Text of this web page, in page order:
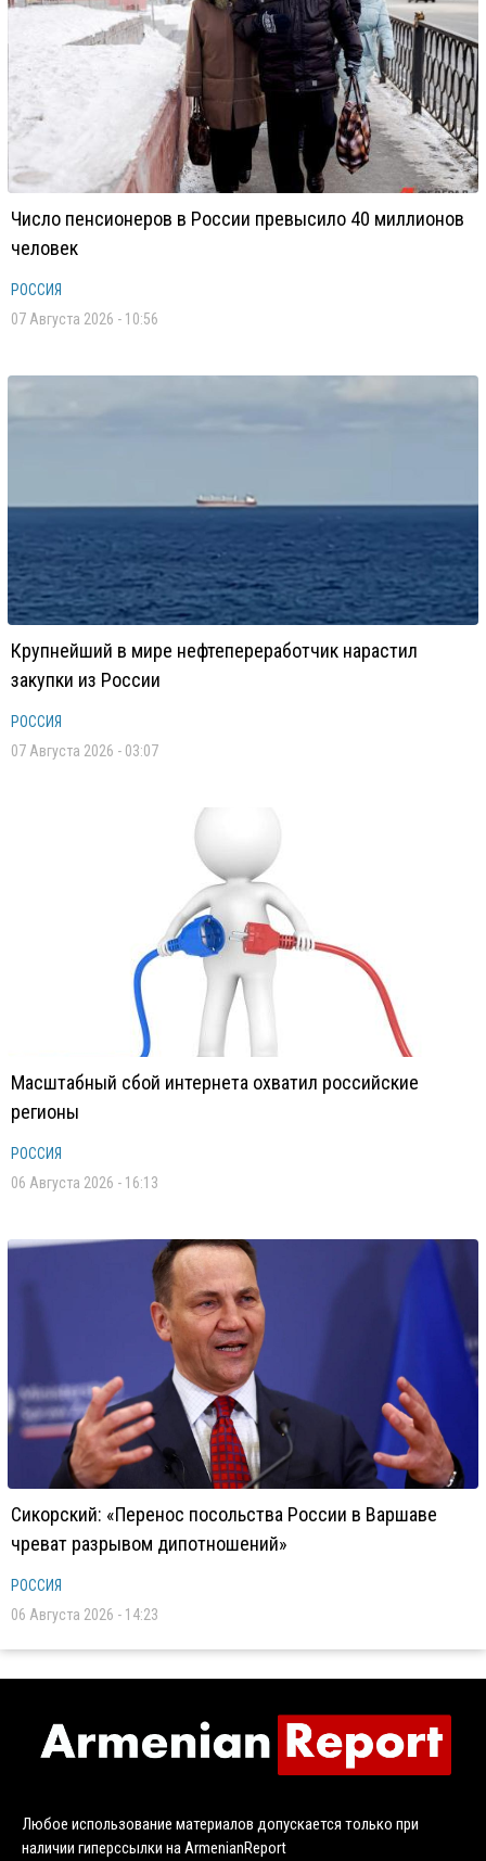
Число пенсионеров в России превысило 40 миллионов
человек
РОССИЯ
07 Августа 2026 - 10:56
Крупнейший в мире нефтепереработчик нарастил
закупки из России
РОССИЯ
07 Августа 2026 - 03:07
Масштабный сбой интернета охватил российские
регионы
РОССИЯ
06 Августа 2026 - 16:13
Сикорский: «Перенос посольства России в Варшаве
чреват разрывом дипотношений»
РОССИЯ
06 Августа 2026 - 14:23
Любое использование материалов допускается только при
наличии гиперссылки на ArmenianReport